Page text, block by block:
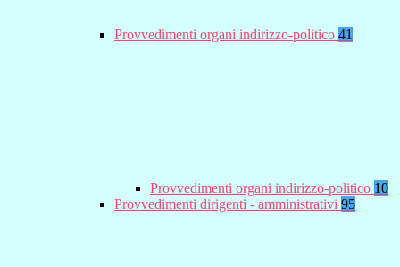
Provvedimenti organi indirizzo-politico 41
Provvedimenti organi indirizzo-politico 10
Provvedimenti dirigenti - amministrativi 95